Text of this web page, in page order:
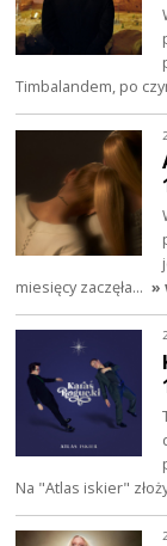
Timbalandem, po
miesięcy zaczęła… »
Na "Atlas iskier"